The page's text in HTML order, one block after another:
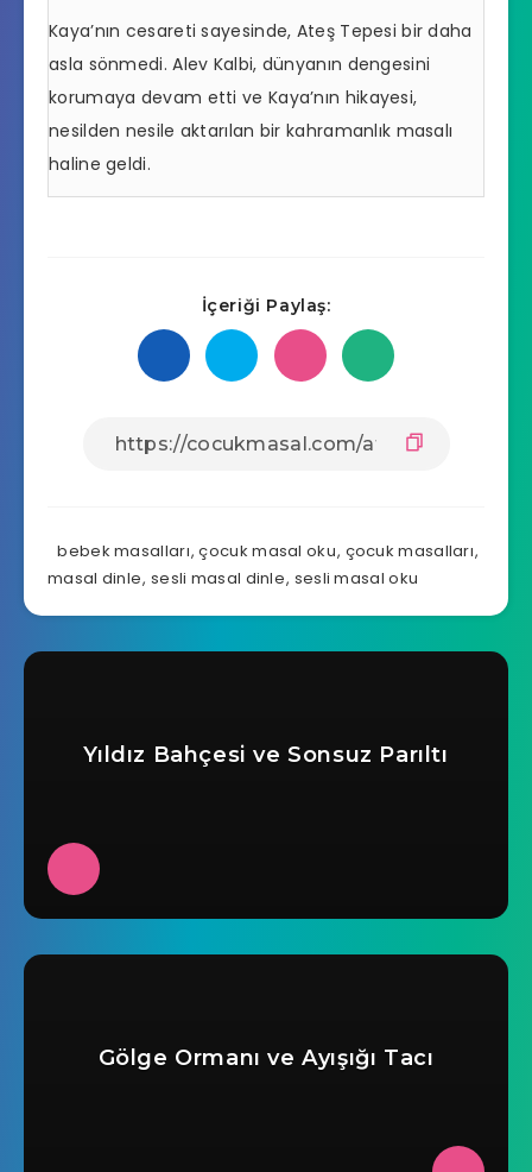
Kaya’nın cesareti sayesinde, Ateş Tepesi bir daha
asla sönmedi. Alev Kalbi, dünyanın dengesini
korumaya devam etti ve Kaya’nın hikayesi,
nesilden nesile aktarılan bir kahramanlık masalı
haline geldi.
İçeriği Paylaş:
bebek masalları,çocuk masal oku, çocuk masalları,
masal dinle, sesli masal dinle, sesli masal oku
Yıldız Bahçesi ve Sonsuz Parıltı
Gölge Ormanı ve Ayışığı Tacı